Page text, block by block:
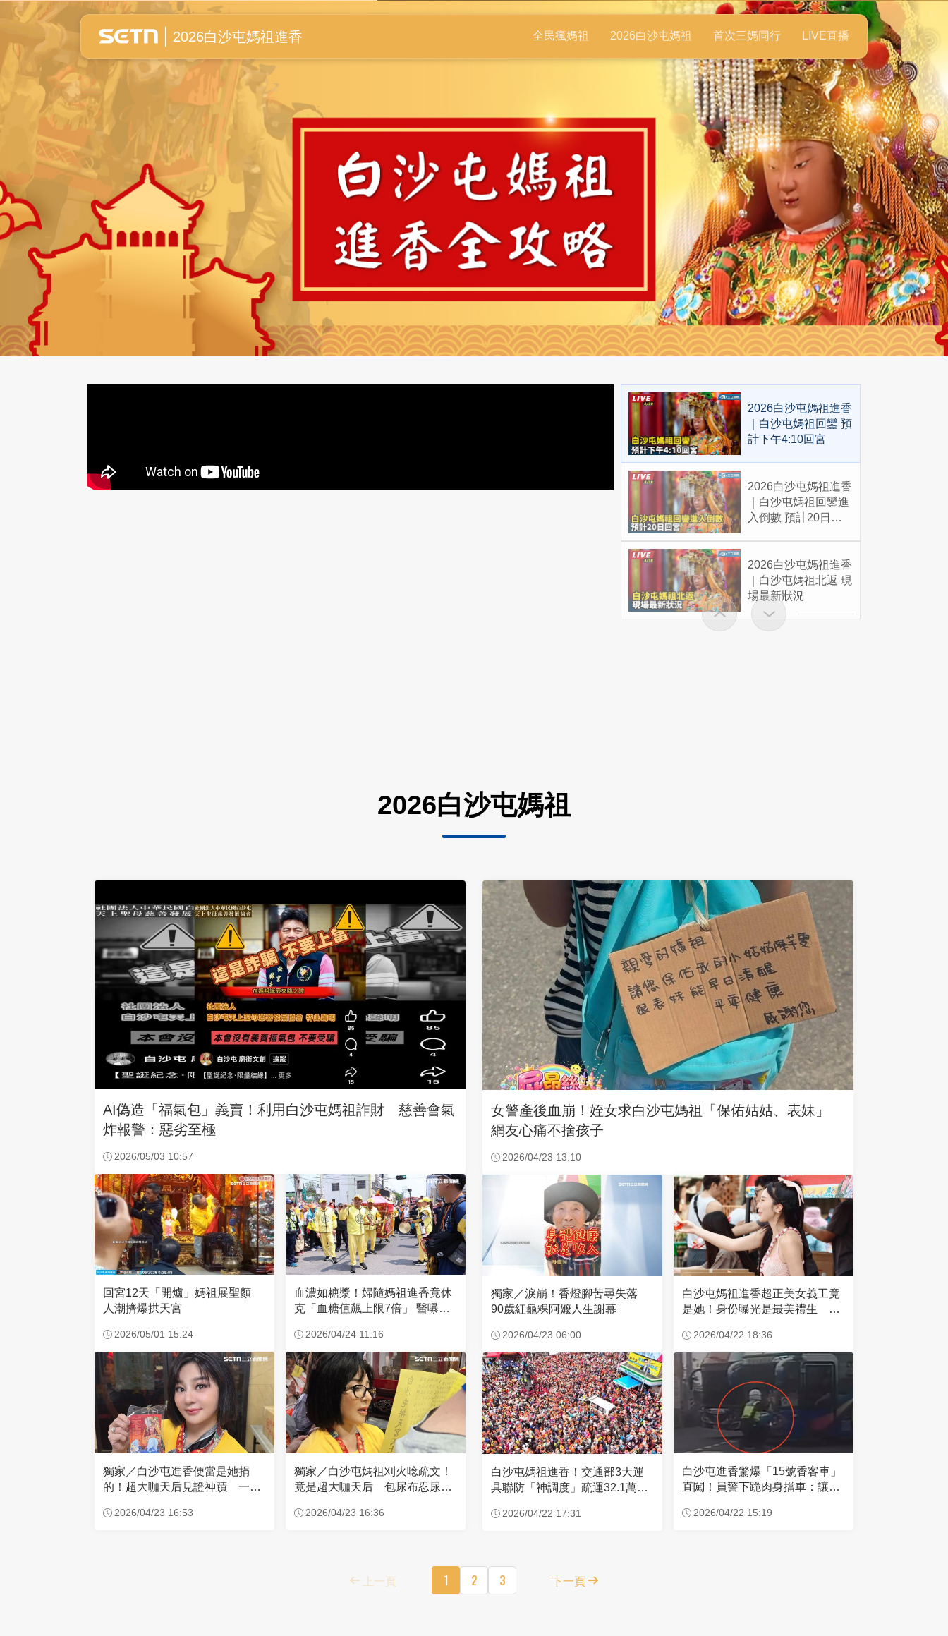
白沙屯媽祖進香全紀錄
2026白沙屯媽祖進香 全民瘋媽祖 2026白沙屯媽祖 首次三媽同行 LIVE直播
2026白沙屯媽祖進香
｜白沙屯媽祖回鑾 預
計下午4:10回宮
2026白沙屯媽祖進香
｜白沙屯媽祖回鑾進
入倒數 預計20日回
2026白沙屯媽祖進香
｜白沙屯媽祖北返 現
場最新狀況
2026白沙屯媽祖
AI偽造「福氣包」義賣！利用白沙屯媽祖詐財 慈善會氣
炸報警：惡劣至極
2026/05/03 10:57
回宮12天「開爐」媽祖展聖顏
人潮擠爆拱天宮
2026/05/01 15:24
血濃如糖漿！婦隨媽祖進香竟休
克「血糖值飆上限7倍」 醫曝原
2026/04/24 11:16
獨家／白沙屯進香便當是她捐
的！超大咖天后見證神蹟 一靠
2026/04/23 16:53
獨家／白沙屯媽祖刈火唸疏文！
竟是超大咖天后 包尿布忍尿5
2026/04/23 16:36
女警產後血崩！姪女求白沙屯媽祖「保佑姑姑、表妹」
網友心痛不捨孩子
2026/04/23 13:10
獨家／淚崩！香燈腳苦尋失落
90歲紅龜粿阿嬤人生謝幕
2026/04/23 06:00
白沙屯媽祖進香超正美女義工竟
是她！身份曝光是最美禮生 一
2026/04/22 18:36
白沙屯媽祖進香！交通部3大運
具聯防「神調度」疏運32.1萬創
2026/04/22 17:31
白沙屯進香驚爆「15號香客車」
直闖！員警下跪肉身擋車：讓行
2026/04/22 15:19
上一頁 1 2 3 下一頁